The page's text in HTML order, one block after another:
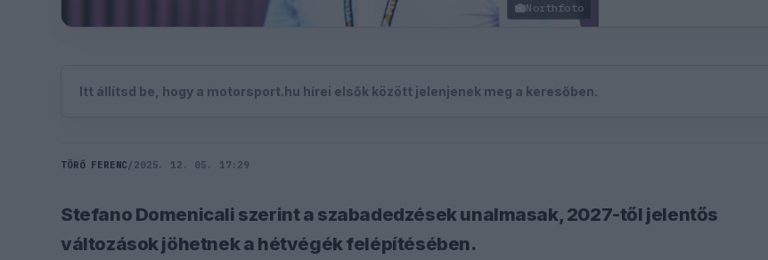
Northfoto
Itt állítsd be, hogy a motorsport.hu hírei elsők között jelenjenek meg a keresőben.
TÖRŐ FERENC / 2025. 12. 05. 17:29
Stefano Domenicali szerint a szabadedzések unalmasak, 2027-től jelentős
változások jöhetnek a hétvégék felépítésében.